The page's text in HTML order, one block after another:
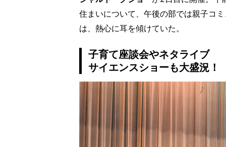
住まいについて、午後の部では親子コ
は、熱心に耳を傾けていた。
子育て座談会やネタライブ
サイエンスショーも大盛況！